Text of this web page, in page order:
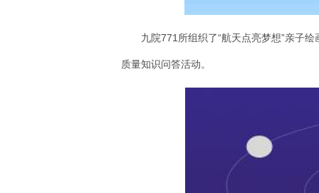
九院771所组织了“航天点亮梦想”亲子
质量知识问答活动。